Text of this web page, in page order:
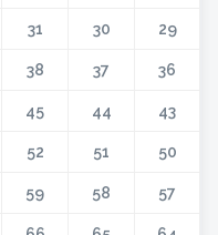
29
30
31
36
37
38
43
44
45
50
51
52
57
58
59